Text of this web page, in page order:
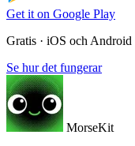
Get it on Google Play
Gratis · iOS och Android
Se hur det fungerar
MorseKit